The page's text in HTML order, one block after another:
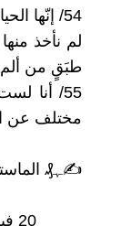
54/ ‏إنّها الحياة!
لم نأخذ
طبَقٍ من
55/ أنا
مختلف عن
✍ﮩ₰